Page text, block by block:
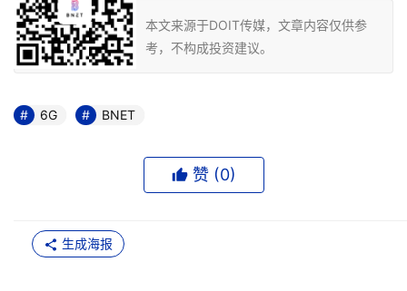
本文来源于DOIT传媒，文章内容仅供参
考，不构成投资建议。
6G BNET
赞 (0)
生成海报